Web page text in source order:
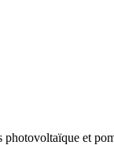
et